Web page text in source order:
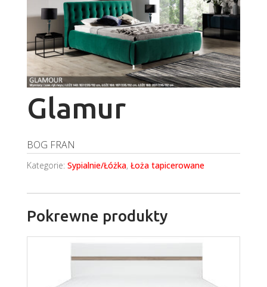
Glamur
BOG FRAN
Kategorie: Sypialnie/Łóżka, Łoża tapicerowane
Pokrewne produkty